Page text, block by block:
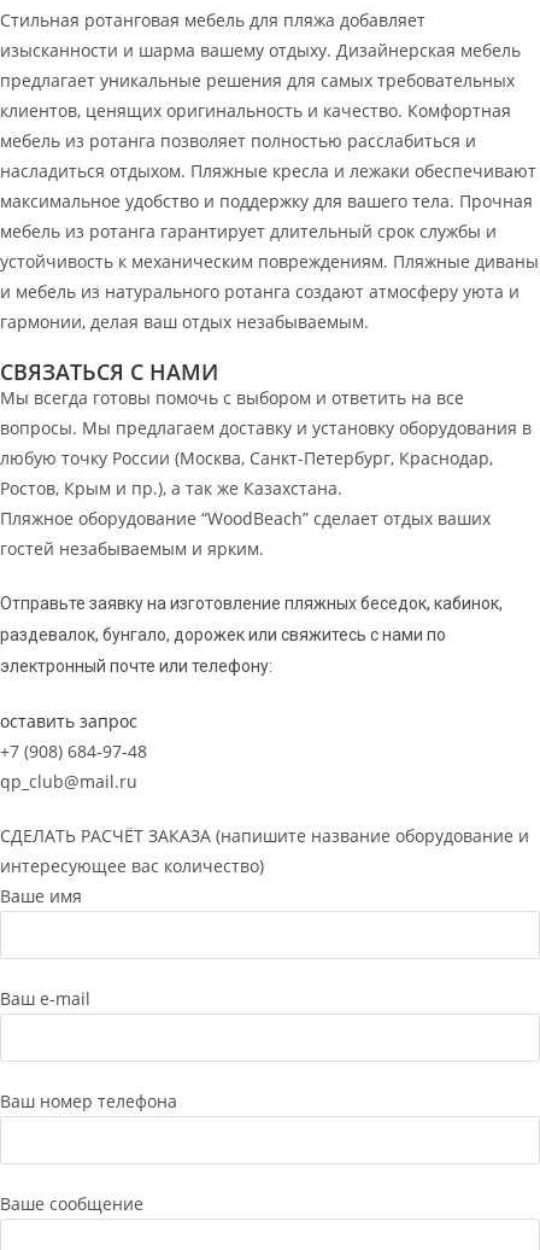
Стильная ротанговая мебель для пляжа добавляет
изысканности и шарма вашему отдыху. Дизайнерская мебель
предлагает уникальные решения для самых требовательных
клиентов, ценящих оригинальность и качество. Комфортная
мебель из ротанга позволяет полностью расслабиться и
насладиться отдыхом. Пляжные кресла и лежаки обеспечивают
максимальное удобство и поддержку для вашего тела. Прочная
мебель из ротанга гарантирует длительный срок службы и
устойчивость к механическим повреждениям. Пляжные диваны
и мебель из натурального ротанга создают атмосферу уюта и
гармонии, делая ваш отдых незабываемым.
СВЯЗАТЬСЯ С НАМИ
Мы всегда готовы помочь с выбором и ответить на все
вопросы. Мы предлагаем доставку и установку оборудования в
любую точку России (Москва, Санкт-Петербург, Краснодар,
Ростов, Крым и пр.), а так же Казахстана.
Пляжное оборудование “WoodBeach” сделает отдых ваших
гостей незабываемым и ярким.
Отправьте заявку на изготовление пляжных беседок, кабинок,
раздевалок, бунгало, дорожек или свяжитесь с нами по
электронный почте или телефону:
оставить запрос
+7 (908) 684-97-48
qp_club@mail.ru
СДЕЛАТЬ РАСЧЁТ ЗАКАЗА (напишите название оборудование и
интересующее вас количество)
Ваше имя
Ваш e-mail
Ваш номер телефона
Ваше сообщение